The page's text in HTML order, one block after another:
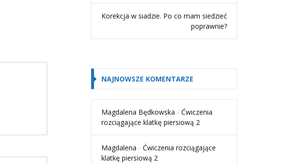
Korekcja w siadzie. Po co mam siedzieć
poprawnie?
NAJNOWSZE KOMENTARZE
Magdalena Będkowska - Ćwiczenia
rozciągające klatkę piersiową 2
Magdalena - Ćwiczenia rozciągające
klatkę piersiową 2